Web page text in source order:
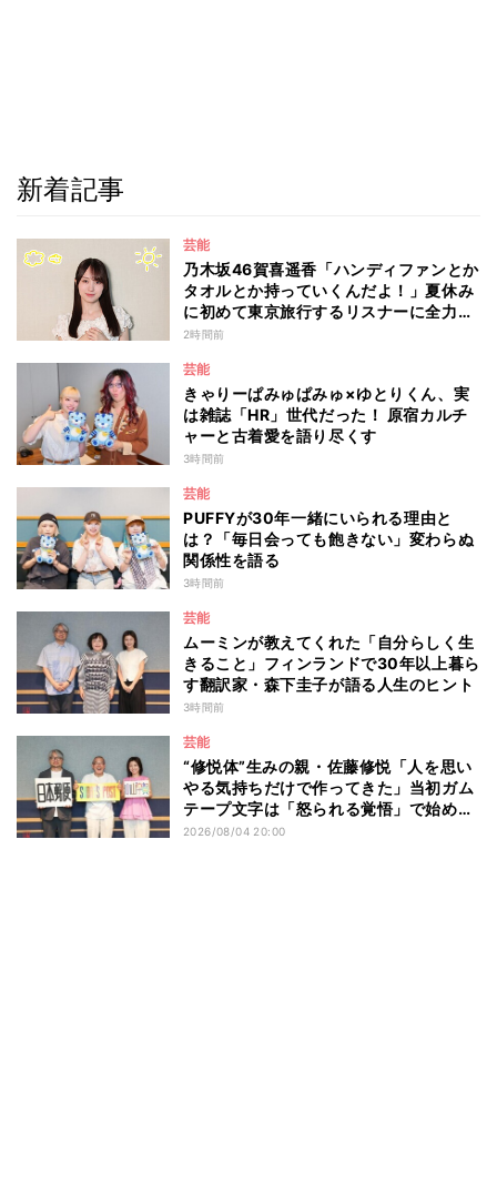
新着記事
芸能
乃木坂46賀喜遥香「ハンディファンとか
タオルとか持っていくんだよ！」夏休み
に初めて東京旅行するリスナーに全力ア
ドバイス！
2時間前
芸能
きゃりーぱみゅぱみゅ×ゆとりくん、実
は雑誌「HR」世代だった！ 原宿カルチ
ャーと古着愛を語り尽くす
3時間前
芸能
PUFFYが30年一緒にいられる理由と
は？「毎日会っても飽きない」変わらぬ
関係性を語る
3時間前
芸能
ムーミンが教えてくれた「自分らしく生
きること」フィンランドで30年以上暮ら
す翻訳家・森下圭子が語る人生のヒント
3時間前
芸能
“修悦体”生みの親・佐藤修悦「人を思い
やる気持ちだけで作ってきた」当初ガム
テープ文字は「怒られる覚悟」で始め
た？
2026/08/04 20:00